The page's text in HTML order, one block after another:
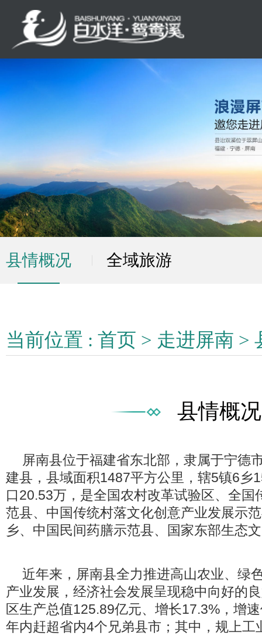
县情概况 全域旅游
当前位置 : 首页 > 走进屏南 >
县情概况
屏南县位于福建省东北部，隶属于宁德
建县，县域面积1487平方公里，辖5镇6乡
口20.53万，是全国农村改革试验区、全
范县、中国传统村落文化创意产业发展示
乡、中国民间药膳示范县、国家东部生态
近年来，屏南县全力推进高山农业、绿
产业发展，经济社会发展呈现稳中向好的
区生产总值125.89亿元、增长17.3%，增
年内赶超省内4个兄弟县市；其中，规上